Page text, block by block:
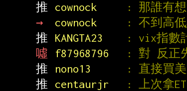
推
cownock : 那誰有
→
cownock : 不到高
推
KANGTA23 : vix指數
噓
f87968796 : 對 反正
推
nono13 : 直接買
推
centaurjr : 上次拿